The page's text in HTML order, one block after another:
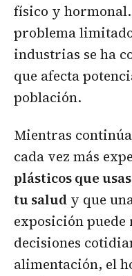
físico y
problema
industrias se ha
que afecta
población.
Mientras
cada vez más
plásticos que
tu salud y que
exposición
decisiones
alimentación, el